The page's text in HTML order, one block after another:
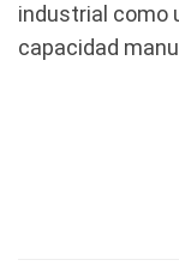
industrial como
capacidad